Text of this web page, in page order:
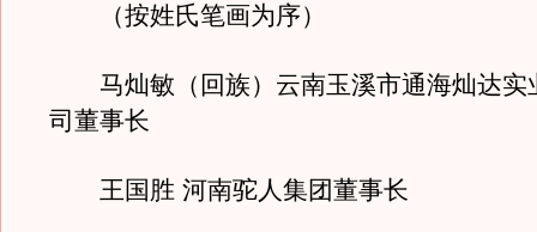
（按姓氏笔画为序）
马灿敏（回族）云南玉溪市通海灿达实
司董事长
王国胜 河南驼人集团董事长